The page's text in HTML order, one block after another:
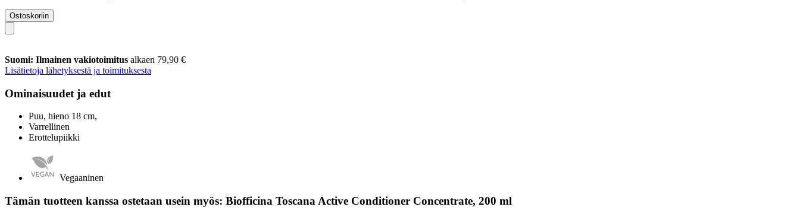
Ostoskoriin
Suomi: Ilmainen vakiotoimitus alkaen 79,90 €
Lisätietoja lähetyksestä ja toimituksesta
Ominaisuudet ja edut
Puu, hieno 18 cm,
Varrellinen
Erottelupiikki
Vegaaninen
Tämän tuotteen kanssa ostetaan usein myös: Biofficina Toscana Active Conditioner Concentrate, 200 ml